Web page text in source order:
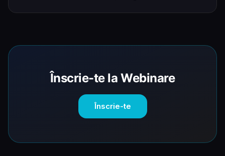
Înscrie-te la Webinare
Înscrie-te